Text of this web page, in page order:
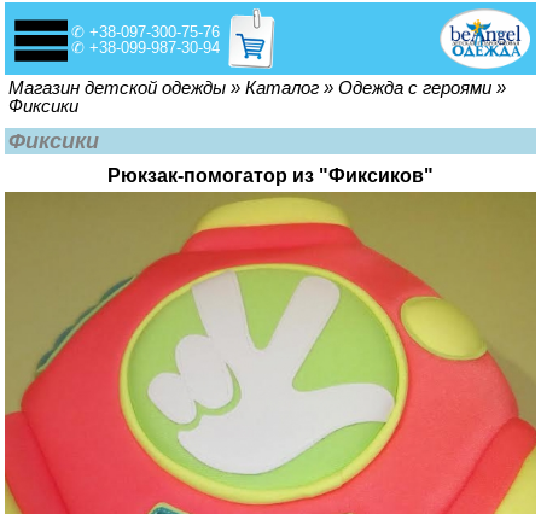
✆ +38-097-300-75-76
✆ +38-099-987-30-94
Вы здесь
Магазин детской одежды » Каталог » Одежда с героями »
Фиксики
Фиксики
Рюкзак-помогатор из "Фиксиков"